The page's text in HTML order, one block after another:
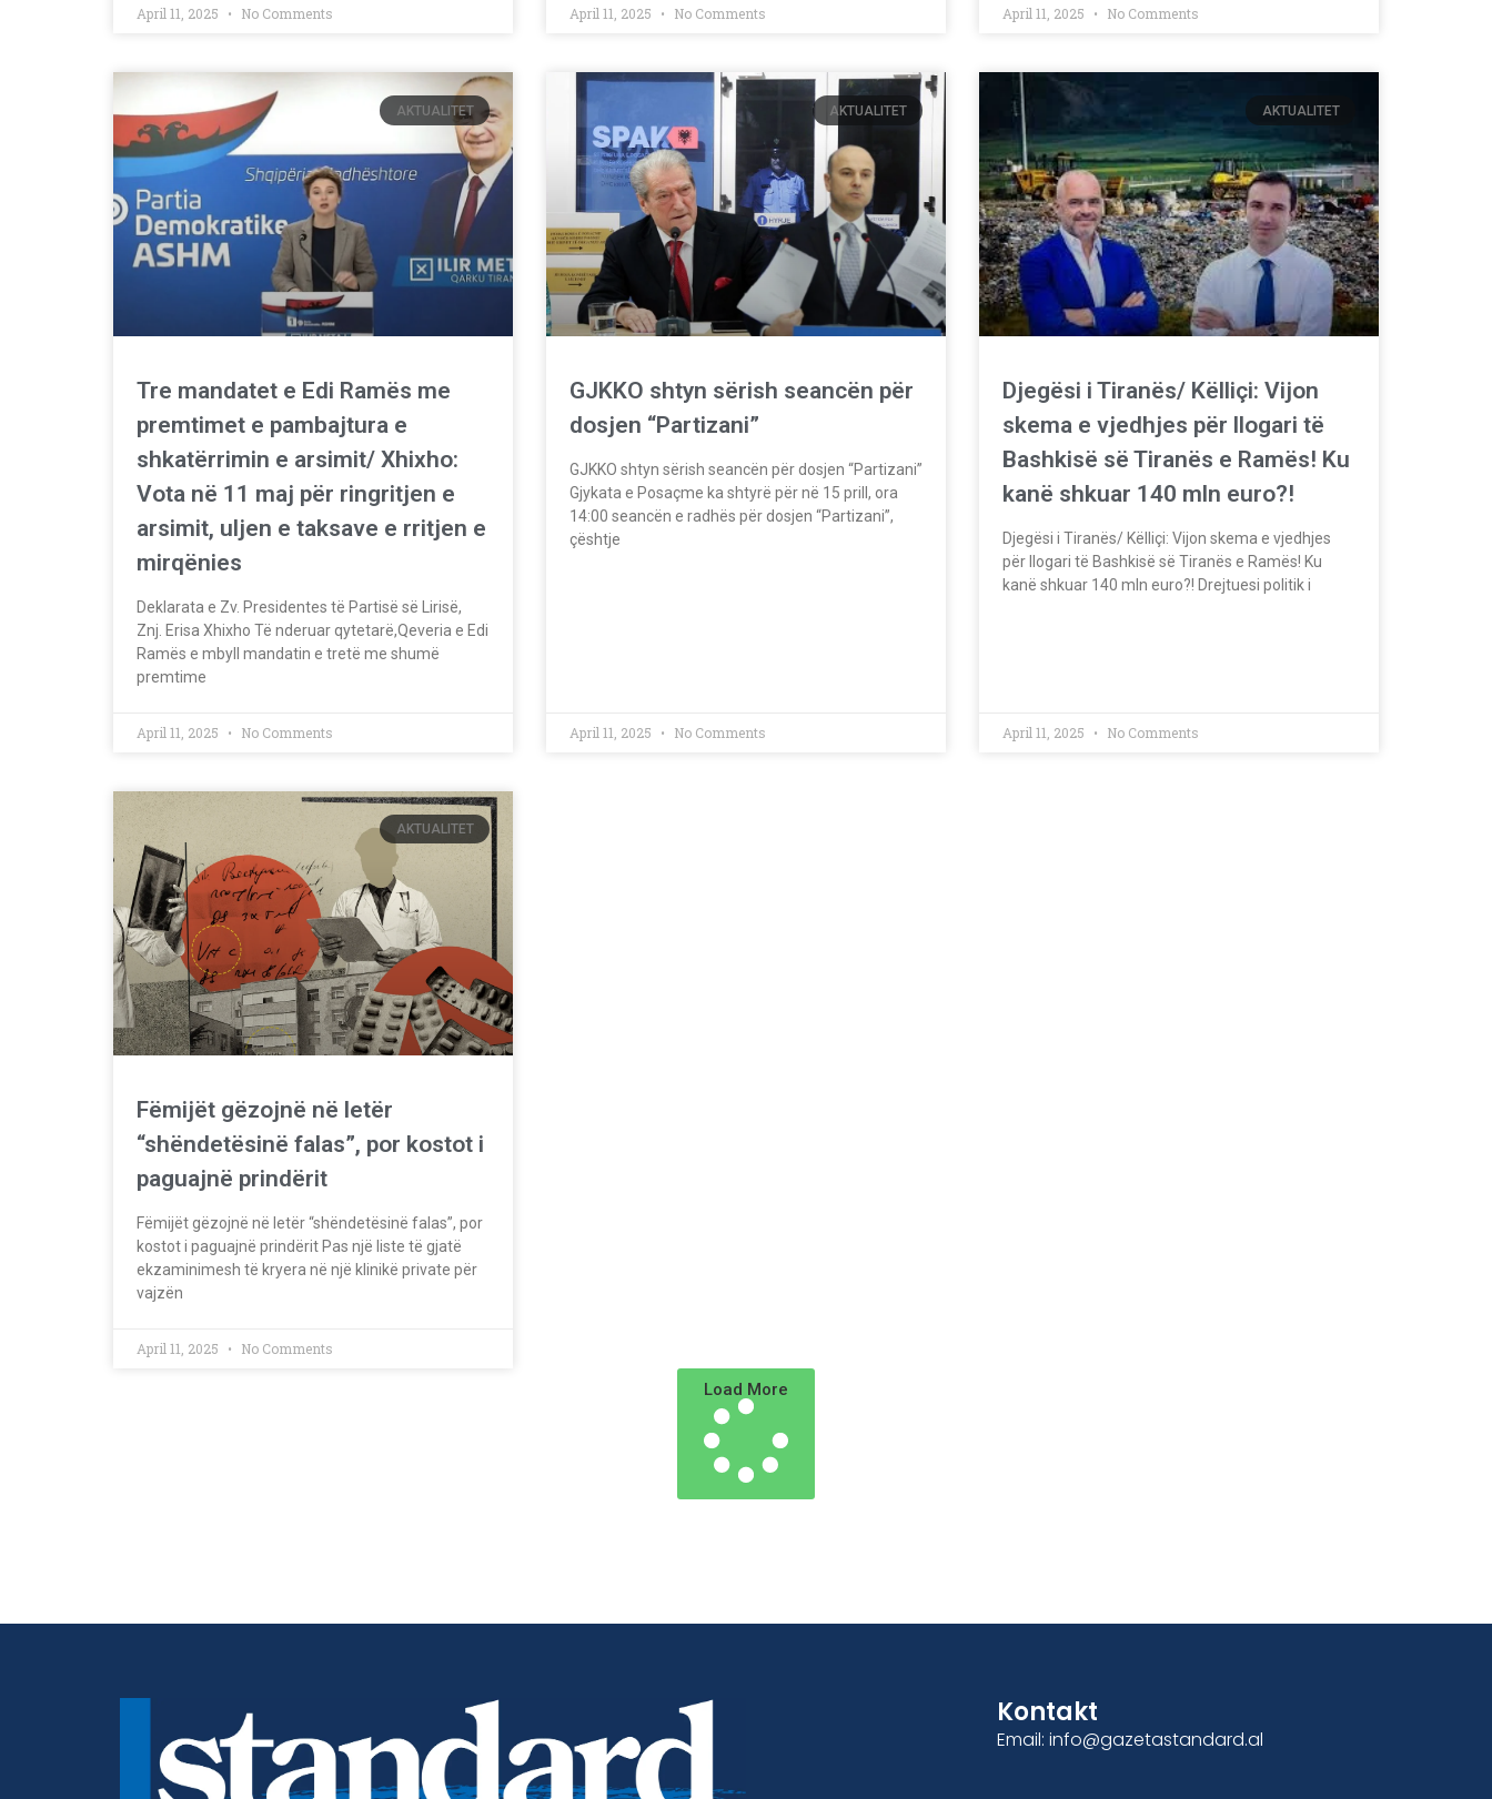
April 11, 2025 No Comments April 11, 2025 No Comments April 11, 2025 No Comments
AKTUALITET
Tre mandatet e Edi Ramës me
premtimet e pambajtura e
shkatërrimin e arsimit/ Xhixho:
Vota në 11 maj për ringritjen e
arsimit, uljen e taksave e rritjen e
mirqënies
Deklarata e Zv. Presidentes të Partisë së Lirisë,
Znj. Erisa Xhixho Të nderuar qytetarë,Qeveria e Edi
Ramës e mbyll mandatin e tretë me shumë
premtime
April 11, 2025 No Comments
AKTUALITET
GJKKO shtyn sërish seancën për
dosjen “Partizani”
GJKKO shtyn sërish seancën për dosjen “Partizani”
Gjykata e Posaçme ka shtyrë për në 15 prill, ora
14:00 seancën e radhës për dosjen “Partizani”,
çështje
April 11, 2025 No Comments
AKTUALITET
Djegësi i Tiranës/ Këlliçi: Vijon
skema e vjedhjes për llogari të
Bashkisë së Tiranës e Ramës! Ku
kanë shkuar 140 mln euro?!
Djegësi i Tiranës/ Këlliçi: Vijon skema e vjedhjes
për llogari të Bashkisë së Tiranës e Ramës! Ku
kanë shkuar 140 mln euro?! Drejtuesi politik i
April 11, 2025 No Comments
AKTUALITET
Fëmijët gëzojnë në letër
“shëndetësinë falas”, por kostot i
paguajnë prindërit
Fëmijët gëzojnë në letër “shëndetësinë falas”, por
kostot i paguajnë prindërit Pas një liste të gjatë
ekzaminimesh të kryera në një klinikë private për
vajzën
April 11, 2025 No Comments
Load More
Kontakt
Email: info@gazetastandard.al